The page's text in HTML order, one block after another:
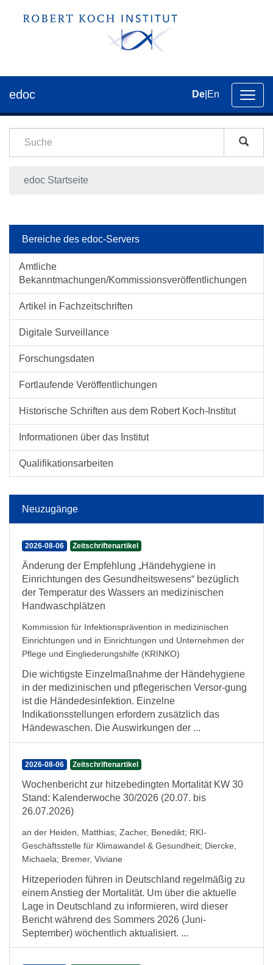
der
edoc De En
edoc Startseite
Bereiche des edoc-Servers
Amtliche
Bekanntmachungen/Kommissionsveröffentlichungen
Artikel in Fachzeitschriften
Digitale Surveillance
Forschungsdaten
Fortlaufende Veröffentlichungen
Historische Schriften aus dem Robert Koch-Institut
Informationen über das Institut
Qualifikationsarbeiten
Neuzugänge
2026-08-06 Zeitschriftenartikel
Änderung der Empfehlung „Händehygiene in
Einrichtungen des Gesundheitswesens“ bezüglich
der Temperatur des Wassers an medizinischen
Handwaschplätzen
Kommission für Infektionsprävention in medizinischen
Einrichtungen und in Einrichtungen und Unternehmen der
Pflege und Eingliederungshilfe (KRINKO)
Die wichtigste Einzelmaßnahme der Händehygiene
in der medizinischen und pflegerischen Versor-gung
ist die Händedesinfektion. Einzelne
Indikationsstellungen erfordern zusätzlich das
Händewaschen. Die Auswirkungen der ...
2026-08-06 Zeitschriftenartikel
Wochenbericht zur hitzebedingten Mortalität KW 30
Stand: Kalenderwoche 30/2026 (20.07. bis
26.07.2026)
an der Heiden, Matthias; Zacher, Benedikt; RKI-
Geschäftsstelle für Klimawandel & Gesundheit; Diercke,
Michaela; Bremer, Viviane
Hitzeperioden führen in Deutschland regelmäßig zu
einem Anstieg der Mortalität. Um über die aktuelle
Lage in Deutschland zu informieren, wird dieser
Bericht während des Sommers 2026 (Juni-
September) wöchentlich aktualisiert. ...